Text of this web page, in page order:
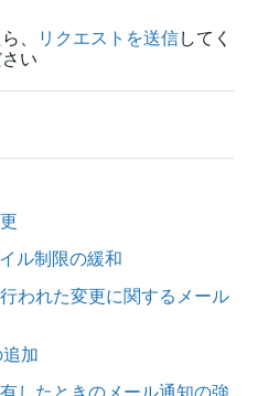
、 リクエストを送信してく
い
ル制限の緩和
われた変更に関するメール
加
したときのメール通知の強